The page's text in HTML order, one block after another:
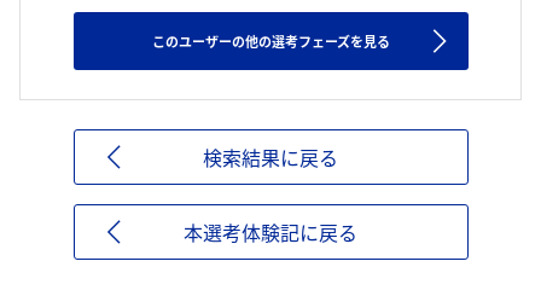
このユーザーの他の選考フェーズを見る
検索結果に戻る
本選考体験記に戻る